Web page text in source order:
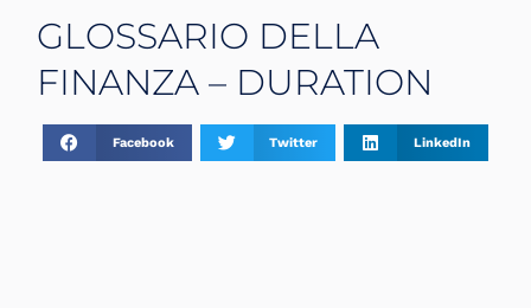
GLOSSARIO DELLA
FINANZA – DURATION
Facebook Twitter LinkedIn